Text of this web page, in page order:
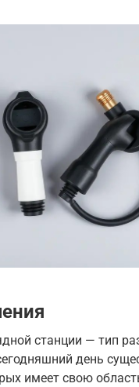
станции — тип
день
имеет свою